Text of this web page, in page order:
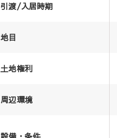
引渡/入居時期
地目
土地権利
周辺環境